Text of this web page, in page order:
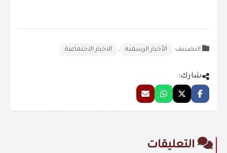
التصنيف: الأخبار الرسمية , الاخبار الاجتماعية
شارك:
التعليقات